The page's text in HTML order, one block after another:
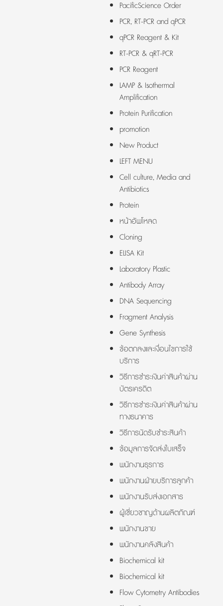
PacificScience Order
PCR, RT-PCR and qPCR
qPCR Reagent & Kit
RT-PCR & qRT-PCR
PCR Reagent
LAMP & Isothermal
Amplification
Protein Purification
promotion
New Product
LEFT MENU
Cell culture, Media and
Antibiotics
Protein
หน้าอัพโหลด
Cloning
ELISA Kit
Laboratory Plastic
Antibody Array
DNA Sequencing
Fragment Analysis
Gene Synthesis
ข้อตกลงและเงื่อนไขการใช้
บริการ
วิธีการชำระเงินค่าสินค้าผ่าน
บัตรเครดิต
วิธีการชำระเงินค่าสินค้าผ่าน
ทางธนาคาร
วิธีการนัดรับชำระสินค้า
ข้อมูลการจัดส่งใบเสร็จ
พนักงานธุรการ
พนักงานฝ่ายบริการลูกค้า
พนักงานรับส่งเอกสาร
ผู้เชี่ยวชาญด้านผลิตภัณฑ์
พนักงานขาย
พนักงานคลังสินค้า
Biochemical kit
Biochemical kit
Flow Cytometry Antibodies